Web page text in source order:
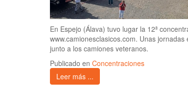
En Espejo (Álava) tuvo lugar la 12ª
www.camionesclasicos.com. Unas
junto a los camiones veteranos.
Publicado en Concentraciones
Leer más ...